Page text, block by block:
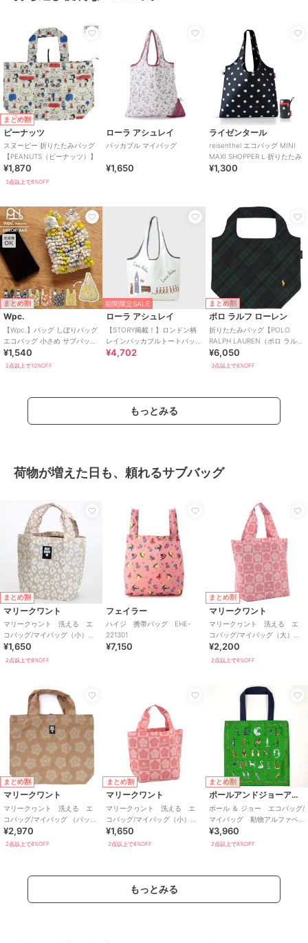
まとめ割
ピーナッツ
スヌーピー 折りたたみバッグ
【PEANUTS（ピーナッツ）】
¥1,870
3点以上で8%OFF
ローラ アシュレイ
パッカブル マイバッグ
¥1,650
ライゼンタール
reisenthel エコバッグ MINI
MAXI SHOPPER L 折りたたみ
¥1,300
まとめ割
Wpc.
【Wpc.】バッグ しぼりバッグ
エコバッグ 小さめ サブバッグ
コンパクト 洗濯可能 レディ
ース
¥1,540
2点以上で10%OFF
期間限定SALE
ローラ アシュレイ
【STORY掲載！】ロンドン柄
レインパッカブルトートバッ
グ
¥4,702
まとめ割
ポロ ラルフ ローレン
折りたたみバッグ【POLO
RALPH LAUREN（ポロ ラルフ
ローレン）】
¥6,050
3点以上で8%OFF
もっとみる
荷物が増えた日も、頼れるサブバッグ
まとめ割
マリークワント
マリークヮント 洗える エ
コバッグ/マイバッグ（小）レ
オパード 【MARY QUANT】
¥1,650
2点以上で8%OFF
フェイラー
ハイジ 携帯バッグ EHE-
221301
¥7,150
まとめ割
マリークワント
マリークヮント 洗える エ
コバッグ/マイバッグ（大）
【MARY QUANT】
¥2,200
2点以上で8%OFF
まとめ割
マリークワント
マリークヮント 洗える エ
コバッグ/マイバッグ （パッケ
ージ入り） 【MARY
QUANT】
¥2,970
2点以上で8%OFF
まとめ割
マリークワント
マリークヮント 洗える エ
コバッグ/マイバッグ（小）
【MARY QUANT】
¥1,650
2点以上で8%OFF
まとめ割
ポールアンドジョーアクセソワ
ポール ＆ ジョー エコバッグ/
マイバッグ 動物アルファベ
ット 【PAUL&JOE】
¥3,960
2点以上で8%OFF
もっとみる